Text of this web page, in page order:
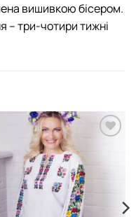
вишивкою бісером.
– три-чотири тижні